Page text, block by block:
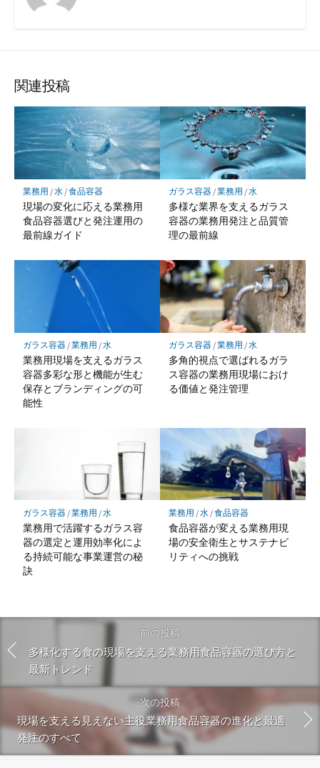
関連投稿
業務用 /水/食品容器
現場の変化に応える業務用
食品容器選びと発注運用の
最前線ガイド
ガラス容器/業務用 /水
多様な業界を支えるガラス
容器の業務用発注と品質管
理の最前線
ガラス容器/業務用 /水
業務用現場を支えるガラス
容器多彩な形と機能が生む
保存とブランディングの可
能性
ガラス容器/業務用 /水
多角的視点で選ばれるガラ
ス容器の業務用現場におけ
る価値と発注管理
ガラス容器/業務用 /水
業務用で活躍するガラス容
器の選定と運用効率化によ
る持続可能な事業運営の秘
訣
業務用 /水 /食品容器
食品容器が変える業務用現
場の安全衛生とサステナビ
リティへの挑戦
前の投稿
多様化する食の現場を支える業務用食品容器の選び方と
最新トレンド
次の投稿
現場を支える見えない主役業務用食品容器の進化と最適
発注のすべて